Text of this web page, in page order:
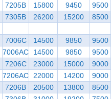
7205B 15800 9450 9500
7305B 26200 15200 8500
7006C 14500 9850 9500
7006AC 14500 9850 9500
7206C 23000 15000 9000
7206AC 22000 14200 9000
7206B 20500 13800 8500